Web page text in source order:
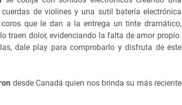
de violines y una sutil batería electrónica
que le dan a la entrega un tinte dramático,
traen dolor, evidenciando la falta de amor propio.
dale play para comprobarlo y disfruta de éste
desde Canadá quien nos brinda su más reciente